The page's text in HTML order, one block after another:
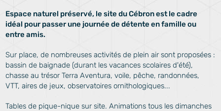
Espace naturel préservé, le site du Cébron est le cadre
idéal pour passer une journée de détente en famille ou
entre amis.
Sur place, de nombreuses activités de plein air sont proposées :
bassin de baignade (durant les vacances scolaires d'été),
chasse au trésor Terra Aventura, voile, pêche, randonnées,
VTT, aires de jeux, observatoires ornithologiques...
Tables de pique-nique sur site. Animations tous les dimanches